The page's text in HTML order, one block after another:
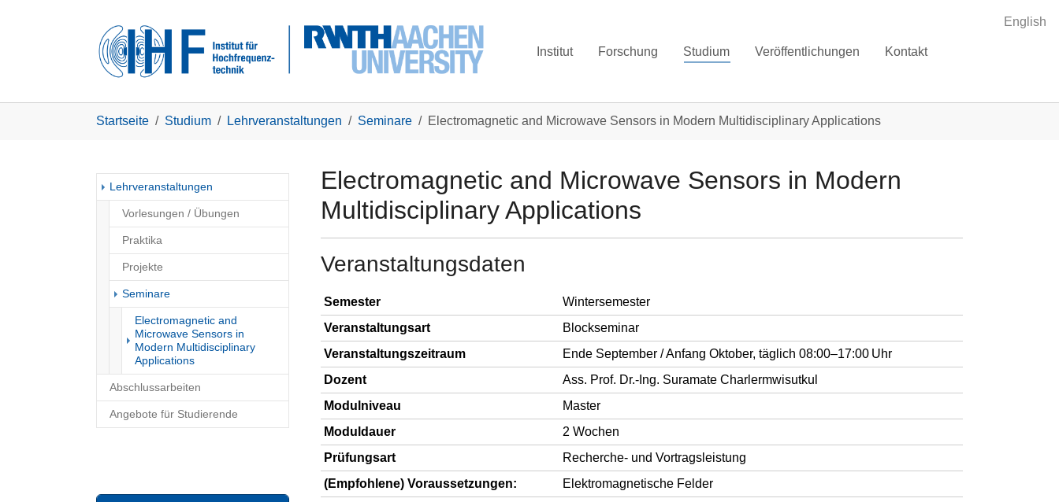
English
Institut Forschung Studium Veröffentlichungen Kontakt
Startseite Studium Lehrveranstaltungen Seminare Electromagnetic and Microwave Sensors in Modern Multidisciplinary Applications
Lehrveranstaltungen
Vorlesungen / Übungen
Praktika
Projekte
Seminare
Electromagnetic and
Microwave Sensors in
Modern Multidisciplinary
Applications(current)
Abschlussarbeiten
Angebote für Studierende
Electromagnetic and Microwave Sensors in Modern
Multidisciplinary Applications
Veranstaltungsdaten
Semester
Wintersemester
Veranstaltungsart
Blockseminar
Veranstaltungszeitraum
Ende September / Anfang Oktober, täglich 08:00–17:00 Uhr
Dozent
Ass. Prof. Dr.-Ing. Suramate Charlermwisutkul
Modulniveau
Master
Moduldauer
2 Wochen
Prüfungsart
Recherche- und Vortragsleistung
(Empfohlene) Voraussetzungen:
Elektromagnetische Felder